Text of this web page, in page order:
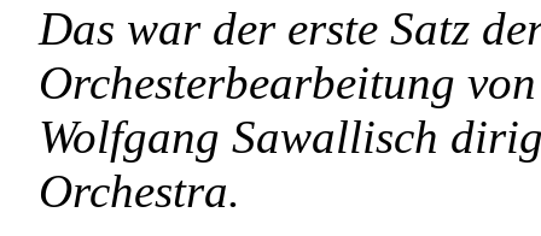
Das war der erste Satz
Orchesterbearbeitung
Wolfgang Sawallisch
Orchestra.